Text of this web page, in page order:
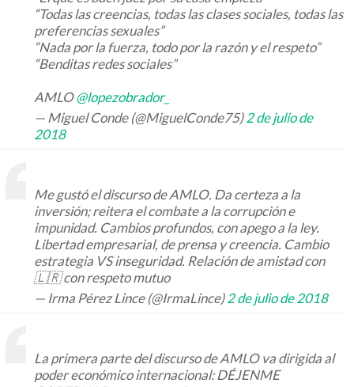
“Todas las creencias, todas las clases sociales, todas las
preferencias sexuales”
“Nada por la fuerza, todo por la razón y el respeto”
“Benditas redes sociales”
AMLO@lopezobrador_
— Miguel Conde (@MiguelConde75)2 de julio de
2018
Me gustó el discurso de AMLO. Da certeza a la
inversión; reitera el combate a la corrupción e
impunidad. Cambios profundos, con apego a la ley.
Libertad empresarial, de prensa y creencia. Cambio
estrategia VS inseguridad. Relación de amistad con
🇱🇷 con respeto mutuo
— Irma Pérez Lince (@IrmaLince)2 de julio de 2018
La primera parte del discurso de AMLO va dirigida al
poder económico internacional: DÉJENME